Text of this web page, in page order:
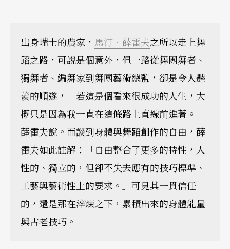
出身瑞士的農家， 馬汀．薛雷夫之所以走上舞
蹈之路，可說是個意外，但一路從舞團舞者、
獨舞者、編舞家到舞團藝術總監，卻是令人豔
羨的順遂，「若這是個看來很成功的人生，大
概只是因為我一直在這條路上直線前進著。」
薛雷夫說。而談到身體與舞蹈創作的自由，薛
雷夫如此註解：「自由整合了更多的特性，人
性的、獨立的，但卻不失去應有的技巧標準、
工藝與藝術性上的要求。」可見其一貫信任
的，還是那在淬煉之下，累積出來的身體能量
與古老技巧。